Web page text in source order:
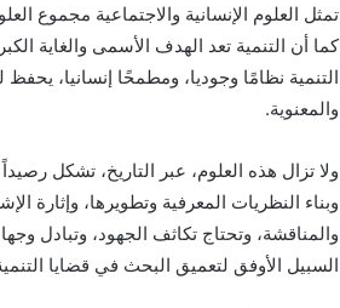
تمثل العلوم الإنسانية والاجتماعية مجموع
كما أن التنمية تعد الهدف الأسمى والغاية
التنمية نظامًا وجوديا، ومطمحًا إنسانيا،
والمعنوية.
ولا تزال هذه العلوم، عبر التاريخ، تشكل
وبناء النظريات المعرفية وتطويرها، وإثارة
والمناقشة، وتحتاج تكاثف الجهود، وتبادل
السبيل الأوفق لتعميق البحث في قضايا